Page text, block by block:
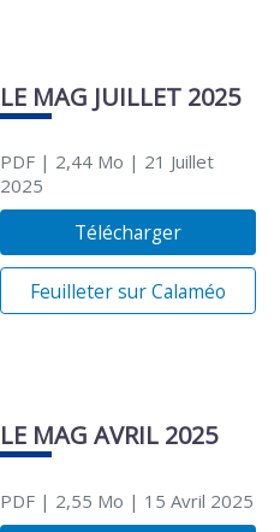
LE MAG JUILLET 2025
PDF| 2,44 Mo | 21 Juillet
2025
Télécharger
Feuilleter sur Calaméo
LE MAG AVRIL 2025
PDF| 2,55 Mo | 15 Avril 2025